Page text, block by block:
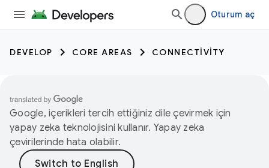
Oturum aç
DEVELOP CORE AREAS CONNECTIVITY
Google, içerikleri tercih ettiğiniz dile çevirmek için
yapay zeka teknolojisini kullanır. Yapay zeka
çevirilerinde hata olabilir.